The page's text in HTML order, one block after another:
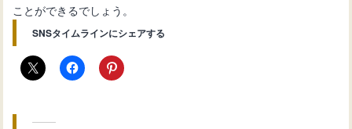
ことができるでしょう。
SNSタイムラインにシェアする